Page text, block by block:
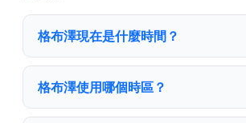
格布澤現在是什麼時間？
格布澤使用哪個時區？